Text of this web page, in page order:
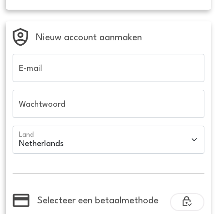
Nieuw account aanmaken
E-mail
Wachtwoord
Land
Selecteer een betaalmethode